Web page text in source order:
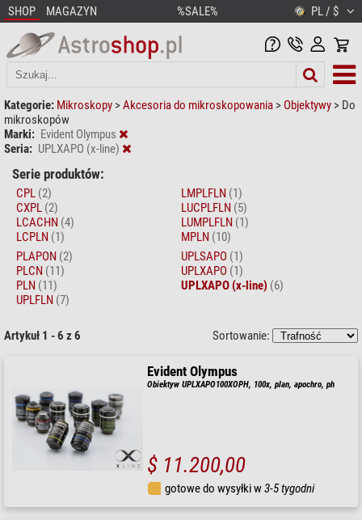
SHOP MAGAZYN %SALE% PL / $
Kategorie: Mikroskopy >Akcesoria do mikroskopowania > Objektywy > Do
mikroskopów
Marki: Evident Olympus
Seria: UPLXAPO (x-line)
Serie produktów:
CPL (2)
CXPL (2)
LCACHN (4)
LCPLN (1)
LMPLFLN (1)
LUCPLFLN (5)
LUMPLFLN (1)
MPLN (10)
PLAPON (2)
PLCN (11)
PLN (11)
UPLFLN (7)
UPLSAPO (1)
UPLXAPO (1)
UPLXAPO (x-line) (6)
Artykuł 1 - 6 z 6 Sortowanie:
Evident Olympus
Obiektyw UPLXAPO100XOPH, 100x, plan, apochro, ph
$ 11.200,00
gotowe do wysyłki w3-5 tygodni